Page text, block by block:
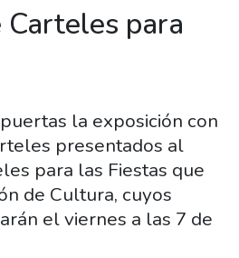
Carteles para
la exposición con
presentados al
para las Fiestas que
de Cultura, cuyos
el viernes a las 7 de